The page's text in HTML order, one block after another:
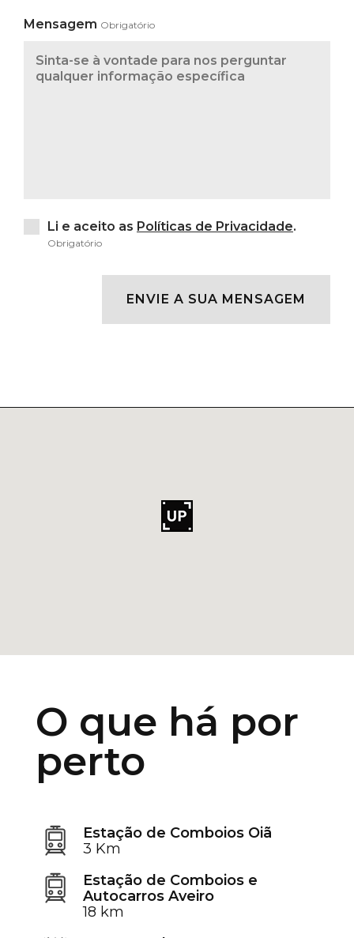
Mensagem Obrigatório
Li e aceito as Políticas de Privacidade.
Obrigatório
O que há por
perto
Estação de Comboios Oiã
3 Km
Estação de Comboios e
Autocarros Aveiro
18 km